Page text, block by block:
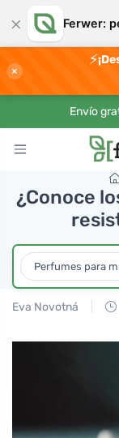
× Ferwer:
×
⚡
Envío
¿Conoce
Perfumes para
Eva Novotná